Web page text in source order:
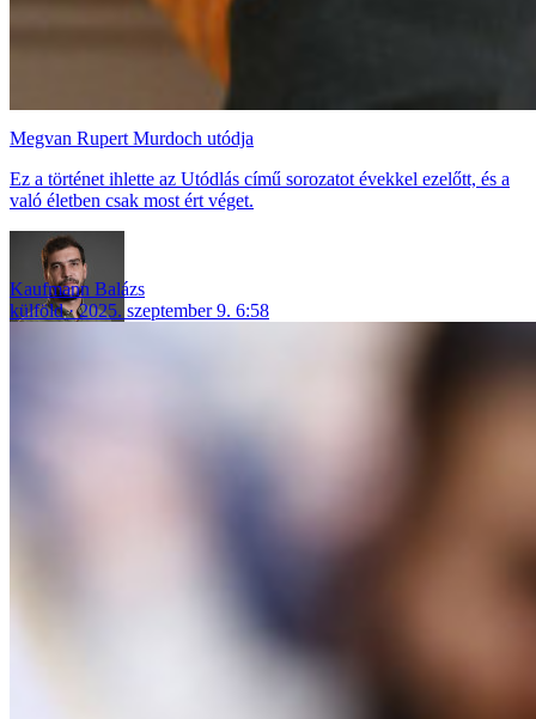
Megvan Rupert Murdoch utódja
Ez a történet ihlette az Utódlás című sorozatot évekkel ezelőtt, és a
való életben csak most ért véget.
Kaufmann Balázs
külföld
2025. szeptember 9. 6:58